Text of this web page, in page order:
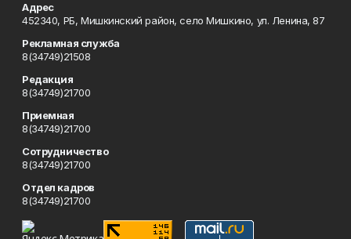
Адрес
452340, РБ, Мишкинский район, село Мишкино, ул. Ленина, 87
Рекламная служба
8(34749)21508
Редакция
8(34749)21700
Приемная
8(34749)21700
Сотрудничество
8(34749)21700
Отдел кадров
8(34749)21700